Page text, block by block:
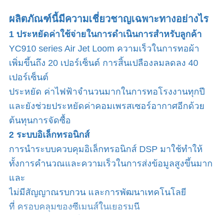
ผลิตภัณฑ์นี้มีความเชี่ยวชาญเฉพาะทางอย่างไร
1 ประหยัดค่าใช้จ่ายในการดำเนินการสำหรับลูกค้า
YC910 series Air Jet Loom ความเร็วในการทอผ้า
เพิ่มขึ้นถึง 20 เปอร์เซ็นต์ การสิ้นเปลืองลมลดลง 40
เปอร์เซ็นต์
ประหยัด ค่าไฟฟ้าจำนวนมากในการทอโรงงานทุกปี
และยังช่วยประหยัดค่าคอมเพรสเซอร์อากาศอีกด้วย
ต้นทุนการจัดซื้อ
2 ระบบอิเล็กทรอนิกส์
การนำระบบควบคุมอิเล็กทรอนิกส์ DSP มาใช้ทำให้
ทั้งการคำนวณและความเร็วในการส่งข้อมูลสูงขึ้นมาก
และ
ไม่มีสัญญาณรบกวน และการพัฒนาเทคโนโลยี
ที่ ครอบคลุมของซีเมนส์ในเยอรมนี